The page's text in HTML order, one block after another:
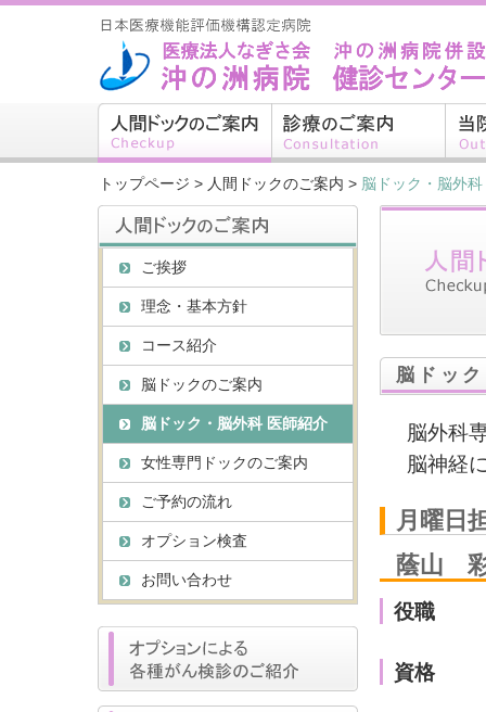
トップページ > 人間ドックのご案内 > 脳ドック・脳外
脳ドッ
脳外科
脳神経
月曜日
蔭山
役職
資格
ご挨拶
理念・基本方針
コース紹介
脳ドックのご案内
脳ドック・脳外科 医師紹介
女性専門ドックのご案内
ご予約の流れ
オプション検査
お問い合わせ